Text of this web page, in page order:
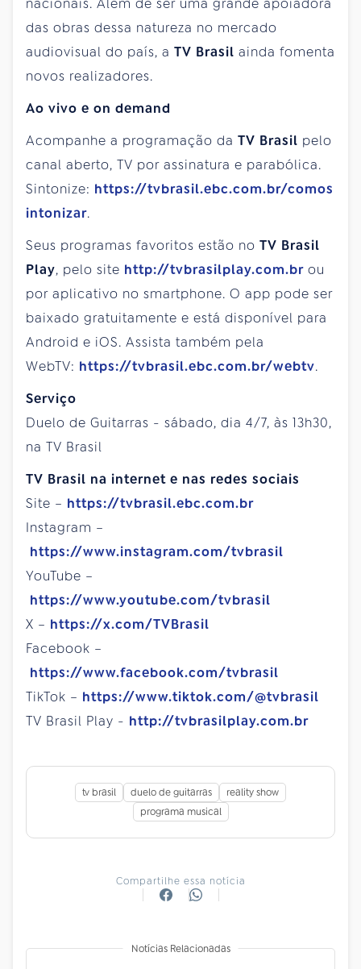
das obras dessa natureza no mercado
audiovisual do país, a TV Brasil ainda fomenta
novos realizadores.
Ao vivo e on demand
Acompanhe a programação da TV Brasil pelo
canal aberto, TV por assinatura e parabólica.
Sintonize: https://tvbrasil.ebc.com.br/comos
intonizar.
Seus programas favoritos estão no TV Brasil
Play, pelo site http://tvbrasilplay.com.br ou
por aplicativo no smartphone. O app pode ser
baixado gratuitamente e está disponível para
Android e iOS. Assista também pela
WebTV: https://tvbrasil.ebc.com.br/webtv.
Serviço
Duelo de Guitarras - sábado, dia 4/7, às 13h30,
na TV Brasil
TV Brasil na internet e nas redes sociais
Site – https://tvbrasil.ebc.com.br
Instagram –
https://www.instagram.com/tvbrasil
YouTube –
https://www.youtube.com/tvbrasil
X – https://x.com/TVBrasil
Facebook –
https://www.facebook.com/tvbrasil
TikTok – https://www.tiktok.com/@tvbrasil
TV Brasil Play - http://tvbrasilplay.com.br
tv brasil duelo de guitarras
reality show
programa musical
Compartilhe essa notícia
Notícias Relacionadas